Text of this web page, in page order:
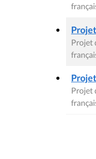
Projet
Projet